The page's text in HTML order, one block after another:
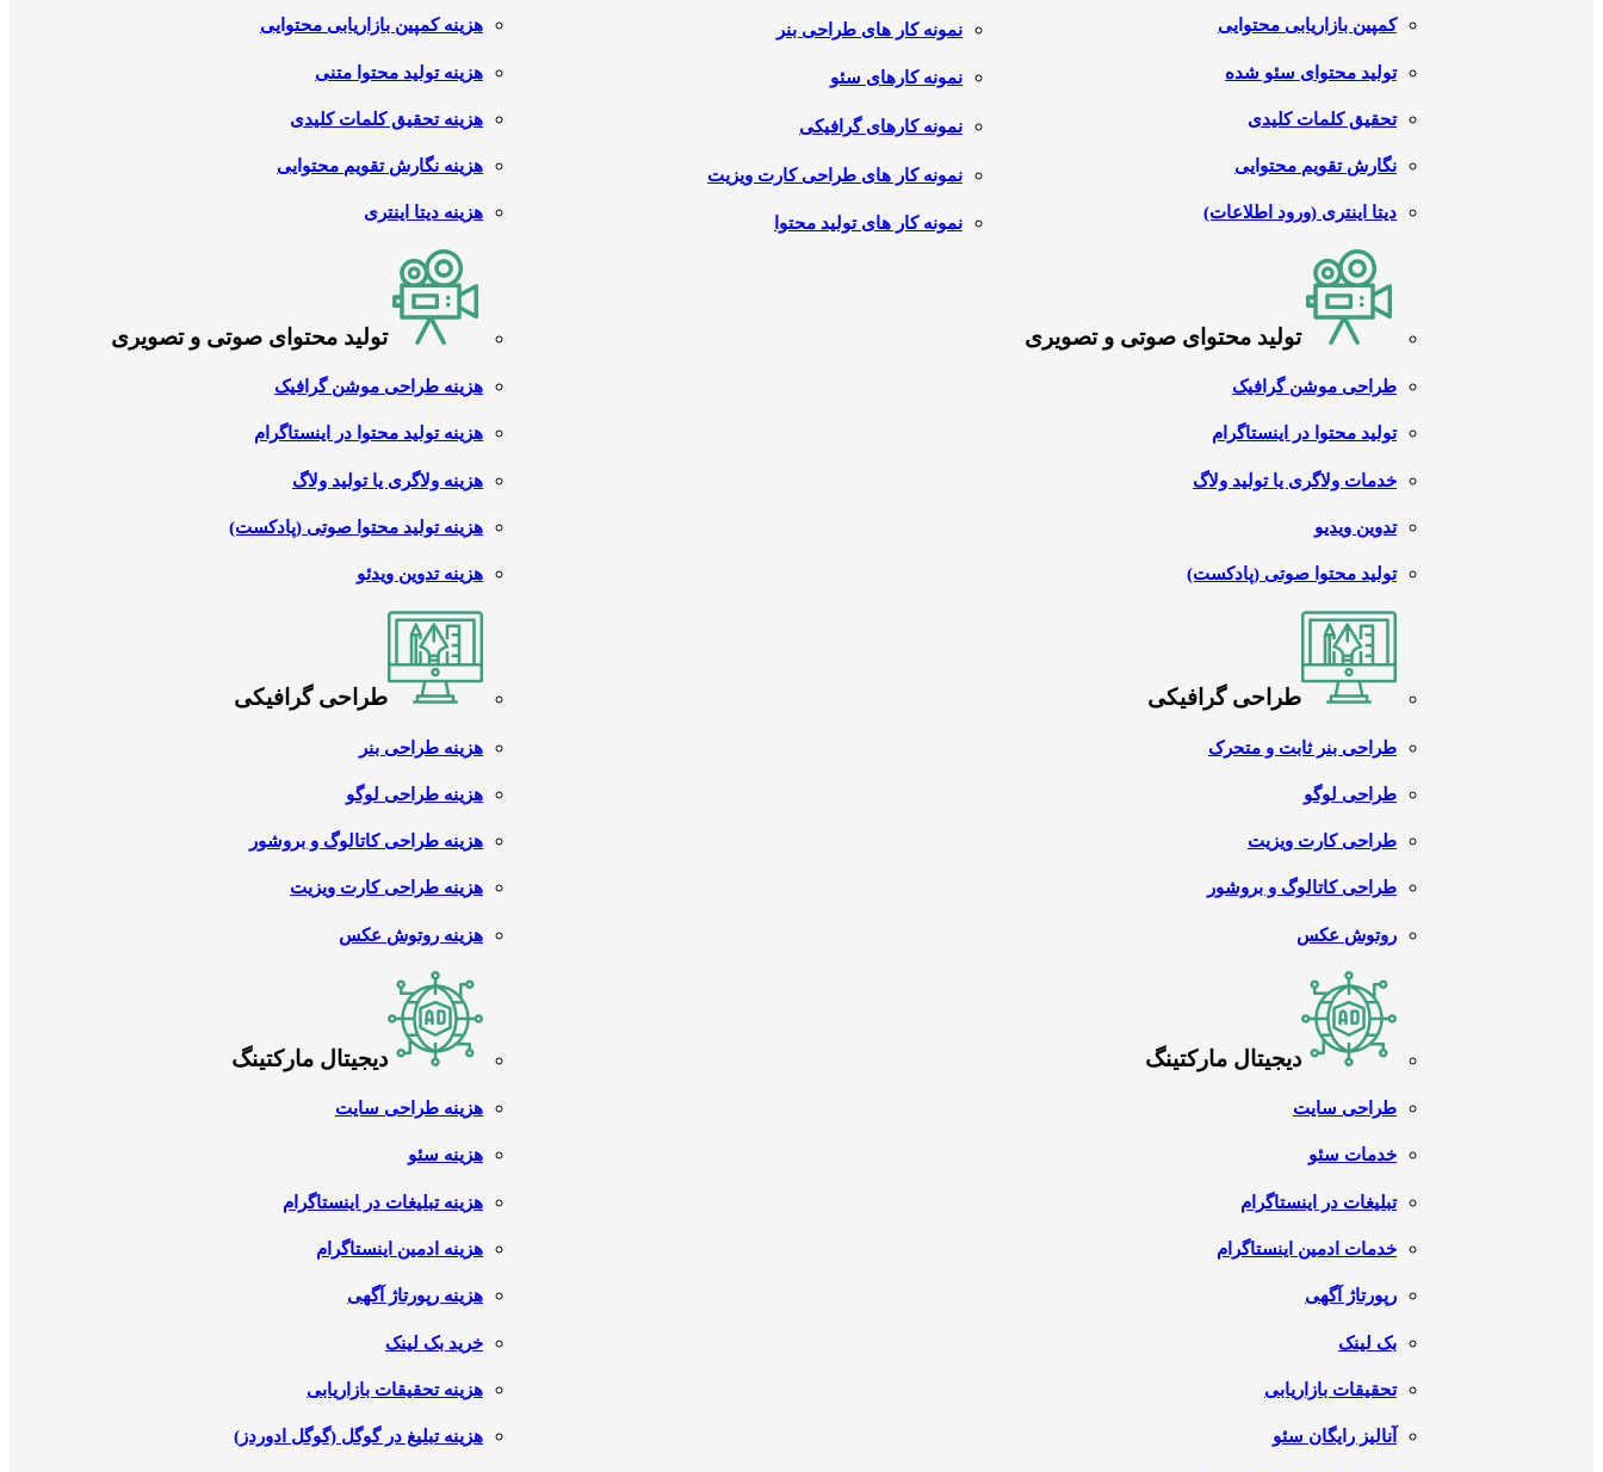
کمپین بازاریابی محتوایی
تولید محتوای سئو شده
تحقیق کلمات کلیدی
نگارش تقویم محتوایی
دیتا اینتری (ورود اطلاعات)
تولید محتوای صوتی و تصویری
طراحی موشن گرافیک
تولید محتوا در اینستاگرام
خدمات ولاگری یا تولید ولاگ
تدوین ویدیو
تولید محتوا صوتی (پادکست)
طراحی گرافیکی
طراحی بنر ثابت و متحرک
طراحی لوگو
طراحی کارت ویزیت
طراحی کاتالوگ و بروشور
روتوش عکس
دیجیتال مارکتینگ
طراحی سایت
خدمات سئو
تبلیغات در اینستاگرام
خدمات ادمین اینستاگرام
رپورتاژ آگهی
بک لینک
تحقیقات بازاریابی
آنالیز رایگان سئو
نمونه کار های طراحی بنر
نمونه کارهای سئو
نمونه کارهای گرافیکی
نمونه کار های طراحی کارت ویزیت
نمونه کار های تولید محتوا
هزینه کمپین بازاریابی محتوایی
هزینه تولید محتوا متنی
هزینه تحقیق کلمات کلیدی
هزینه نگارش تقویم محتوایی
هزینه دیتا اینتری
تولید محتوای صوتی و تصویری
هزینه طراحی موشن گرافیک
هزینه تولید محتوا در اینستاگرام
هزینه ولاگری یا تولید ولاگ
هزینه تولید محتوا صوتی (پادکست)
هزینه تدوین ویدئو
طراحی گرافیکی
هزینه طراحی بنر
هزینه طراحی لوگو
هزینه طراحی کاتالوگ و بروشور
هزینه طراحی کارت ویزیت
هزینه روتوش عکس
دیجیتال مارکتینگ
هزینه طراحی سایت
هزینه سئو
هزینه تبلیغات در اینستاگرام
هزینه ادمین اینستاگرام
هزینه رپورتاژ آگهی
خرید بک لینک
هزینه تحقیقات بازاریابی
هزینه تبلیغ در گوگل (گوگل ادوردز)